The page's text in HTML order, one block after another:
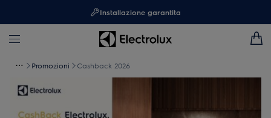
Installazione garantita
Promozioni Cashback 2026